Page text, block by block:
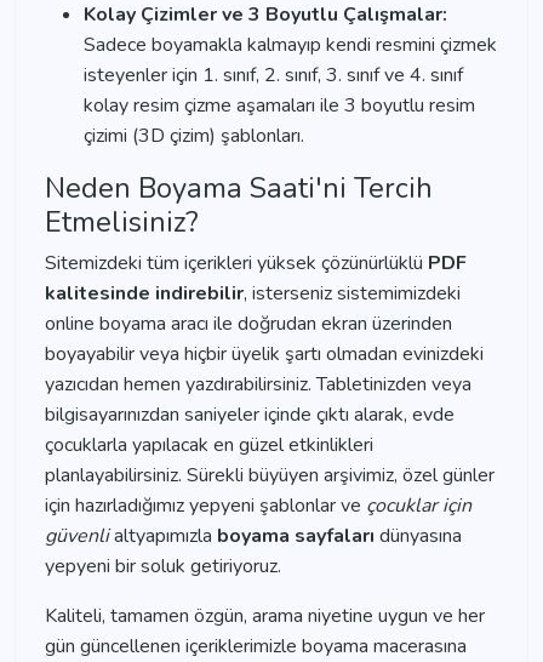
Kolay Çizimler ve 3 Boyutlu Çalışmalar:
Sadece boyamakla kalmayıp kendi resmini çizmek
isteyenler için 1. sınıf, 2. sınıf, 3. sınıf ve 4. sınıf
kolay resim çizme aşamaları ile 3 boyutlu resim
çizimi (3D çizim) şablonları.
Neden Boyama Saati'ni Tercih
Etmelisiniz?
Sitemizdeki tüm içerikleri yüksek çözünürlüklü PDF
kalitesinde indirebilir, isterseniz sistemimizdeki
online boyama aracı ile doğrudan ekran üzerinden
boyayabilir veya hiçbir üyelik şartı olmadan evinizdeki
yazıcıdan hemen yazdırabilirsiniz. Tabletinizden veya
bilgisayarınızdan saniyeler içinde çıktı alarak, evde
çocuklarla yapılacak en güzel etkinlikleri
planlayabilirsiniz. Sürekli büyüyen arşivimiz, özel günler
için hazırladığımız yepyeni şablonlar ve çocuklar için
güvenlialtyapımızla boyama sayfaları dünyasına
yepyeni bir soluk getiriyoruz.
Kaliteli, tamamen özgün, arama niyetine uygun ve her
gün güncellenen içeriklerimizle boyama macerasına